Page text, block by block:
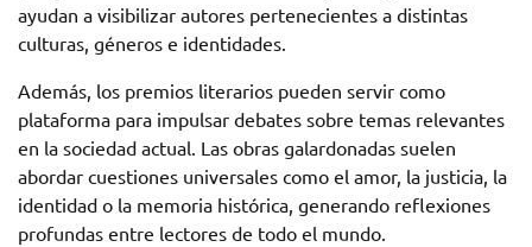
ayudan a visibilizar autores pertenecientes a distintas
culturas, géneros e identidades.
Además, los premios literarios pueden servir como
plataforma para impulsar debates sobre temas relevantes
en la sociedad actual. Las obras galardonadas suelen
abordar cuestiones universales como el amor, la justicia, la
identidad o la memoria histórica, generando reflexiones
profundas entre lectores de todo el mundo.